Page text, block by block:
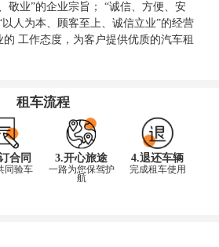
敬业”的企业宗旨； “诚信、方便、安
人为本、顾客至上、诚信立业”的经营
工作态度，为客户提供优质的汽车租
租车流程
合同
同验车
3.开心旅途
一路为您保驾护
航
4.退还车辆
完成租车使用